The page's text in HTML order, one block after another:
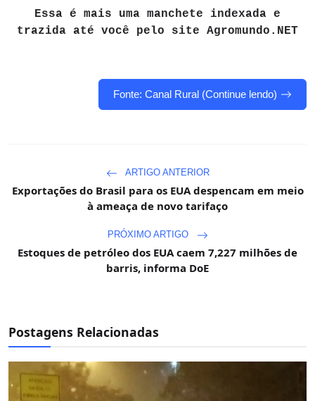
Essa é mais uma manchete indexada e
trazida até você pelo site Agromundo.NET
Fonte: Canal Rural (Continue lendo)
ARTIGO ANTERIOR
Exportações do Brasil para os EUA despencam em meio
à ameaça de novo tarifaço
PRÓXIMO ARTIGO
Estoques de petróleo dos EUA caem 7,227 milhões de
barris, informa DoE
Postagens Relacionadas